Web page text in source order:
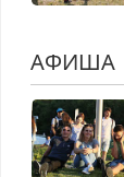
АФИША